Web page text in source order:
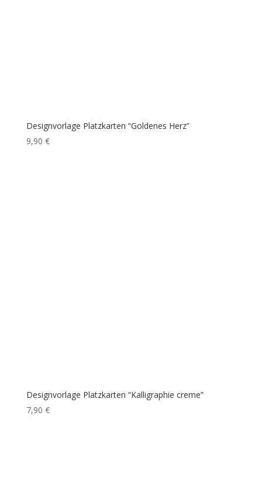
Designvorlage Platzkarten “Goldenes Herz”
9,90 €
Designvorlage Platzkarten “Kalligraphie creme”
7,90 €